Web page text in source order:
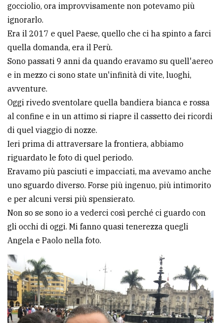
PRIVACY
Privacy
policy
Cookie
policy
gocciolio, ora improvvisamente non potevamo più
ignorarlo.
Era il 2017 e quel Paese, quello che ci ha spinto a farci
quella domanda, era il Perù.
Sono passati 9 anni da quando eravamo su quell'aereo
e in mezzo ci sono state un'infinità di vite, luoghi,
avventure.
Oggi rivedo sventolare quella bandiera bianca e rossa
al confine e in un attimo si riapre il cassetto dei ricordi
di quel viaggio di nozze.
Ieri prima di attraversare la frontiera, abbiamo
riguardato le foto di quel periodo.
Eravamo più pasciuti e impacciati, ma avevamo anche
uno sguardo diverso. Forse più ingenuo, più intimorito
e per alcuni versi più spensierato.
Non so se sono io a vederci così perché ci guardo con
gli occhi di oggi. Mi fanno quasi tenerezza quegli
Angela e Paolo nella foto.